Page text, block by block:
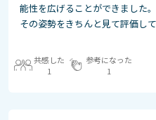
能性を広げることができました。
その姿勢をきちんと見て評価し
共感した
1
参考になった
1